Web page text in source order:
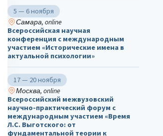
5 — 6 ноября
Самара, online
Всероссийская научная
конференция с международным
участием «Исторические имена в
актуальной психологии»
17 — 20 ноября
Москва, online
Всероссийский межвузовский
научно-практический форум с
международным участием «Время
Л.С. Выготского: от
фундаментальной теории к